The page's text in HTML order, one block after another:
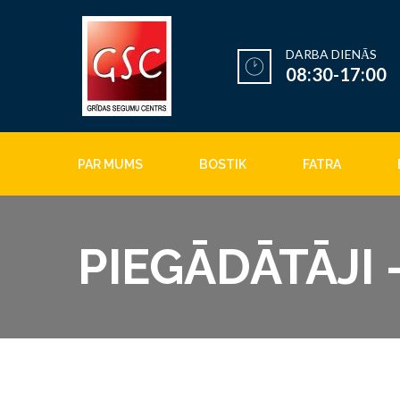
DARBA DIENĀS
08:30-17:00
PAR MUMS BOSTIK FATRA